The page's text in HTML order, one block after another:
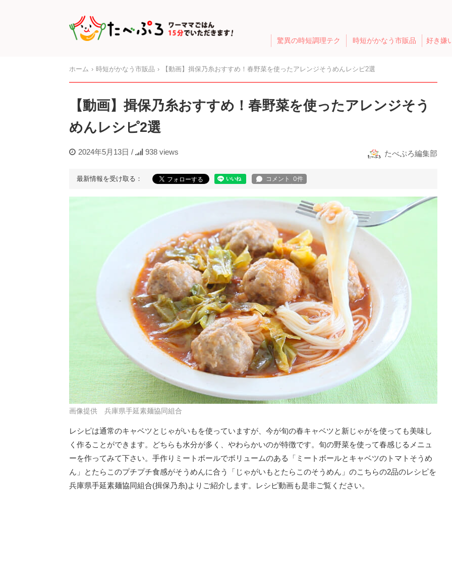
驚異の時短調理テク 時短がかなう市販品 好き嫌
ホーム 時短がかなう市販品 【動画】揖保乃糸おすすめ！春野菜を使ったアレンジそうめんレシピ2選
【動画】揖保乃糸おすすめ！春野菜を使ったアレンジそう
めんレシピ2選
2024年5月13日 / 938 views たべぷろ編集部
最新情報を受け取る：
画像提供 兵庫県手延素麺協同組合
レシピは通常のキャベツとじゃがいもを使っていますが、今が旬の春キャベツと新じゃがを使っても美味し
く作ることができます。どちらも水分が多く、やわらかいのが特徴です。旬の野菜を使って春感じるメニュ
ーを作ってみて下さい。手作りミートボールでボリュームのある「ミートボールとキャベツのトマトそうめ
ん」とたらこのプチプチ食感がそうめんに合う「じゃがいもとたらこのそうめん」のこちらの2品のレシピを
兵庫県手延素麺協同組合(揖保乃糸)よりご紹介します。レシピ動画も是非ご覧ください。